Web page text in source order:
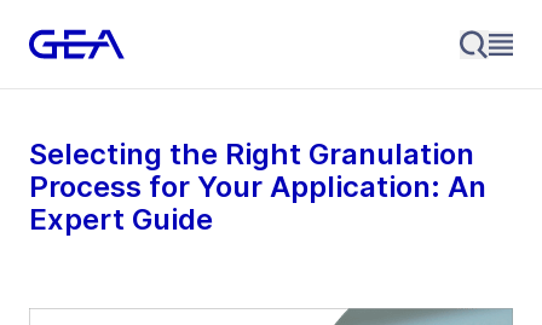
Selecting the Right Granulation
Process for Your Application: An
Expert Guide